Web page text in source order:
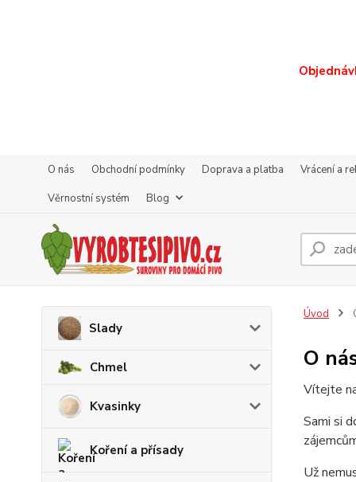
O nás Obchodní podmínky Doprava a platba Vrácení a
Věrnostní systém
Blog
Slady
Chmel
Kvasinky
Koření a přísady
Úvod
O
Vítejte
Sami si
Už